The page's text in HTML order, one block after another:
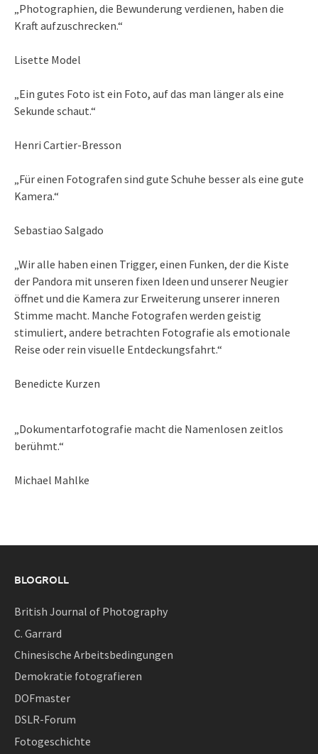
„Photographien, die Bewunderung verdienen, haben die
Kraft aufzuschrecken.“
Lisette Model
„Ein gutes Foto ist ein Foto, auf das man länger als eine
Sekunde schaut.“
Henri Cartier-Bresson
„Für einen Fotografen sind gute Schuhe besser als eine gute
Kamera.“
Sebastiao Salgado
„Wir alle haben einen Trigger, einen Funken, der die Kiste
der Pandora mit unseren fixen Ideen und unserer Neugier
öffnet und die Kamera zur Erweiterung unserer inneren
Stimme macht. Manche Fotografen werden geistig
stimuliert, andere betrachten Fotografie als emotionale
Reise oder rein visuelle Entdeckungsfahrt.“
Benedicte Kurzen
„Dokumentarfotografie macht die Namenlosen zeitlos
berühmt.“
Michael Mahlke
BLOGROLL
British Journal of Photography
C. Garrard
Chinesische Arbeitsbedingungen
Demokratie fotografieren
DOFmaster
DSLR-Forum
Fotogeschichte